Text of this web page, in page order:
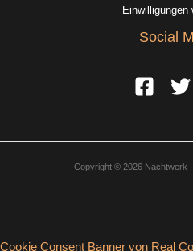
Einwilligungen
Social
Copyright © 2026 Nachtwerk
Cookie Consent Banner von Real